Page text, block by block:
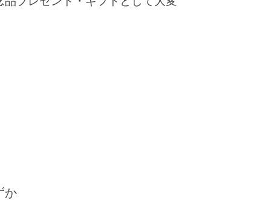
か